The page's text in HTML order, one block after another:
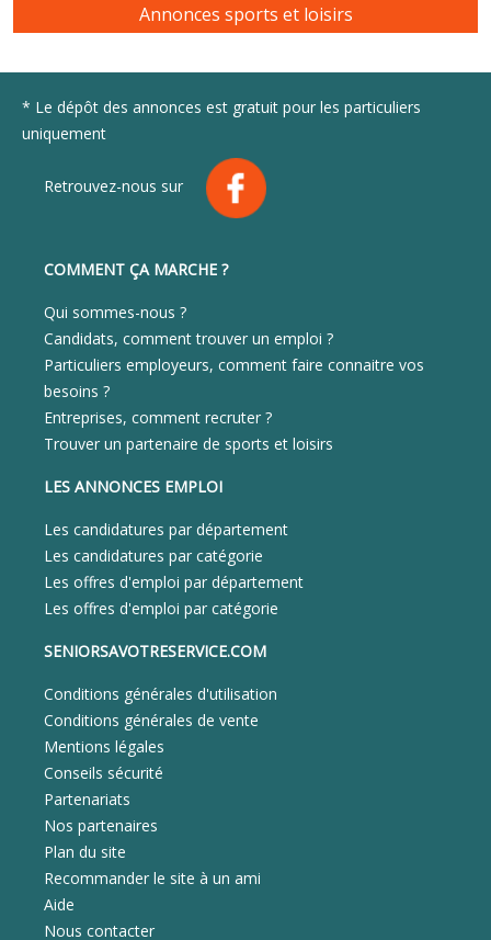
Annonces sports et loisirs
* Le dépôt des annonces est gratuit pour les particuliers
uniquement
Retrouvez-nous sur
COMMENT ÇA MARCHE ?
Qui sommes-nous ?
Candidats, comment trouver un emploi ?
Particuliers employeurs, comment faire connaitre vos
besoins ?
Entreprises, comment recruter ?
Trouver un partenaire de sports et loisirs
LES ANNONCES EMPLOI
Les candidatures par département
Les candidatures par catégorie
Les offres d'emploi par département
Les offres d'emploi par catégorie
SENIORSAVOTRESERVICE.COM
Conditions générales d'utilisation
Conditions générales de vente
Mentions légales
Conseils sécurité
Partenariats
Nos partenaires
Plan du site
Recommander le site à un ami
Aide
Nous contacter